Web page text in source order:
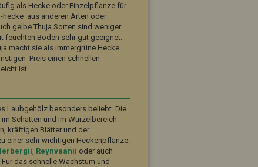
als Hecke oder Einzelpflanze für
aus anderen Arten oder
gelbe Thuja Sorten sind weniger
feuchten Böden sehr gut geeignet.
macht sie als immergrüne Hecke
Preis einen schnellen
ist.
Laubgehölz besonders beliebt. Die
Schatten und im Wurzelbereich
kräftigen Blätter und der
einer sehr wichtigen Heckenpflanze.
, Reynvaanii oder auch
das schnelle Wachstum und